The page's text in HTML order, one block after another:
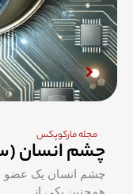
مجله مارکوپکس
چشم انسان
چشم انسان یک عضو